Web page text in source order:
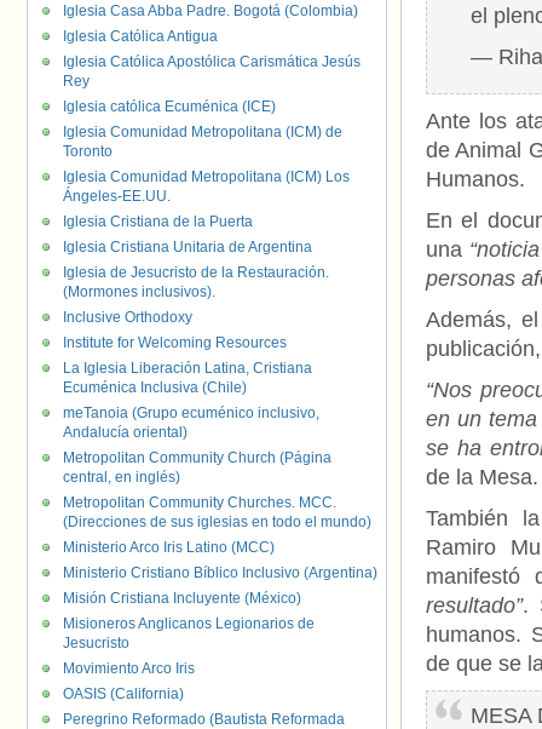
el
—
Ante los
de Animal
Humanos.
En el
una
personas
Además,
“Nos
en un
se ha
de la Mesa.
También
Ramiro
manifestó
resultado”.
humanos.
de que se
MESA
Iglesia Casa Abba Padre. Bogotá (Colombia)
Iglesia Católica Antigua
Iglesia Católica Apostólica Carismática Jesús
Rey
Iglesia católica Ecuménica (ICE)
Iglesia Comunidad Metropolitana (ICM) de
Toronto
Iglesia Comunidad Metropolitana (ICM) Los
Ángeles-EE.UU.
Iglesia Cristiana de la Puerta
Iglesia Cristiana Unitaria de Argentina
Iglesia de Jesucristo de la Restauración.
(Mormones inclusivos).
Inclusive Orthodoxy
Institute for Welcoming Resources
La Iglesia Liberación Latina, Cristiana
Ecuménica Inclusiva (Chile)
meTanoia (Grupo ecuménico inclusivo,
Andalucía oriental)
Metropolitan Community Church (Página
central, en inglés)
Metropolitan Community Churches. MCC.
(Direcciones de sus iglesias en todo el mundo)
Ministerio Arco Iris Latino (MCC)
Ministerio Cristiano Bíblico Inclusivo (Argentina)
Misión Cristiana Incluyente (México)
Misioneros Anglicanos Legionarios de
Jesucristo
Movimiento Arco Iris
OASIS (California)
Peregrino Reformado (Bautista Reformada